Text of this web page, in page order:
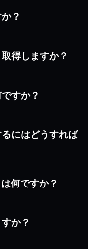
？
得しますか？
すか？
にはどうすれば
何ですか？
か？